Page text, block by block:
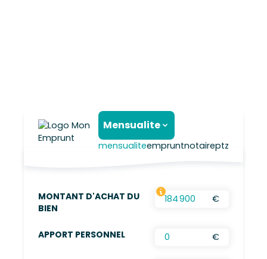
Mensualite
mensualiteempruntnotaireptz
MONTANT D'ACHAT DU
BIEN
€
APPORT PERSONNEL €